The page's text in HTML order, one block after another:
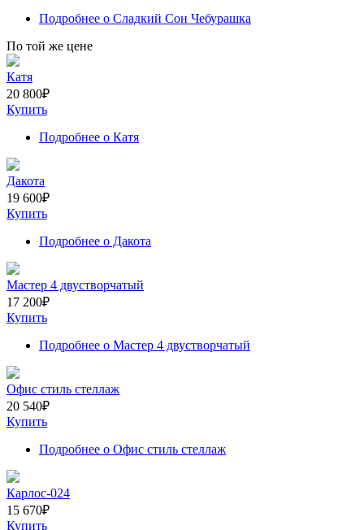
Подробнее о Сладкий Сон Чебурашка
По той же цене
Катя
20 800₽
Купить
Подробнее о Катя
Дакота
19 600₽
Купить
Подробнее о Дакота
Мастер 4 двустворчатый
17 200₽
Купить
Подробнее о Мастер 4 двустворчатый
Офис стиль стеллаж
20 540₽
Купить
Подробнее о Офис стиль стеллаж
Карлос-024
15 670₽
Купить